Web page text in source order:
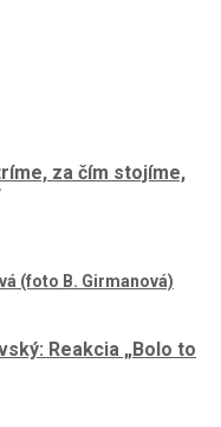
za čím stojíme,
Reakcia „Bolo to